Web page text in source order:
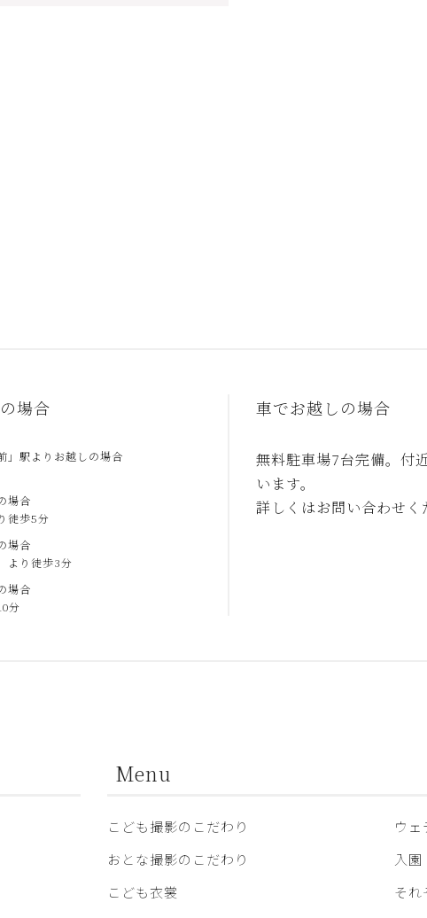
場合
」駅よりお越しの場合
場合
徒歩5分
場合
より徒歩3分
場合
分
車でお越しの場合
無料駐車場7台完備。付
います。
詳しくはお問い合わせく
Menu
こども撮影のこだわり
おとな撮影のこだわり
こども衣裳
ウ
入
それ